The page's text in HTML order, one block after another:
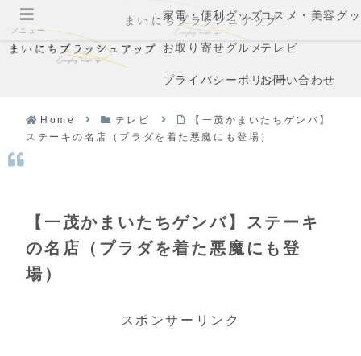
家電・便利グッズコスメ・美容グ
お取り寄せグルメテレビ
プライバシーポリシーお問い合わせ
Home テレビ
【一茂かまいたちゲンバ】
ステーキの名店（プラダを着た悪魔にも登場）
【一茂かまいたちゲンバ】ステーキ
の名店（プラダを着た悪魔にも登
場）
スポンサーリンク
メニュー